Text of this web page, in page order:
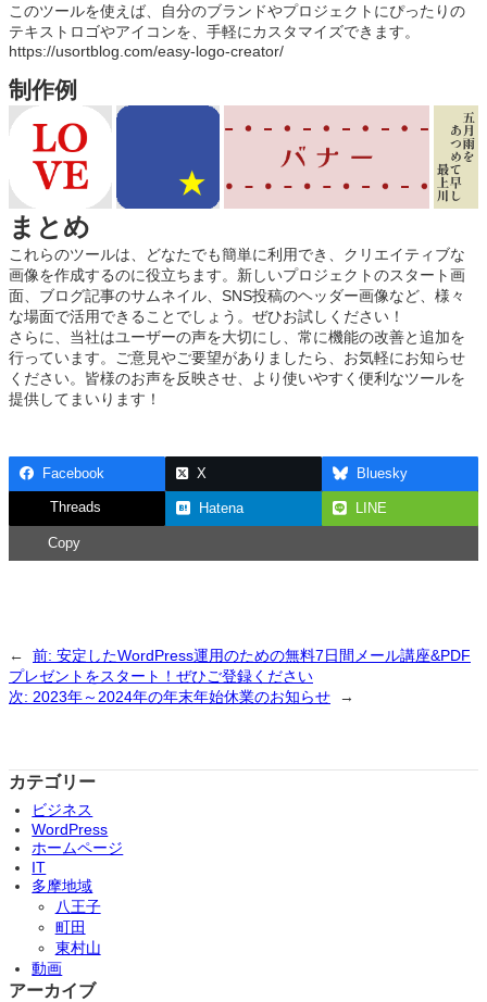
このツールを使えば、自分のブランドやプロジェクトにぴったりの
テキストロゴやアイコンを、手軽にカスタマイズできます。
https://usortblog.com/easy-logo-creator/
制作例
まとめ
これらのツールは、どなたでも簡単に利用でき、クリエイティブな
画像を作成するのに役立ちます。新しいプロジェクトのスタート画
面、ブログ記事のサムネイル、SNS投稿のヘッダー画像など、様々
な場面で活用できることでしょう。ぜひお試しください！
さらに、当社はユーザーの声を大切にし、常に機能の改善と追加を
行っています。ご意見やご要望がありましたら、お気軽にお知らせ
ください。皆様のお声を反映させ、より使いやすく便利なツールを
提供してまいります！
Facebook X Bluesky
Threads Hatena LINE
Copy
← 前: 安定したWordPress運用のための無料7日間メール講座&PDF
プレゼントをスタート！ぜひご登録ください
次: 2023年～2024年の年末年始休業のお知らせ →
カテゴリー
ビジネス
WordPress
ホームページ
IT
多摩地域
八王子
町田
東村山
動画
アーカイブ